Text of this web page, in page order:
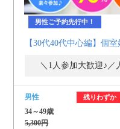
男性ご予約先行中！
【30代40代中心編】個
＼1人参加大歓迎♪／
男性 残りわずか
34～49歳
5,300円